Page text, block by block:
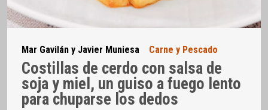
Mar Gavilán y Javier Muniesa Carne y Pescado
Costillas de cerdo con salsa de
soja y miel, un guiso a fuego lento
para chuparse los dedos